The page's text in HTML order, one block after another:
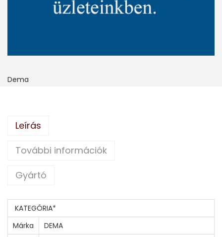
Dema
Leírás
További információk
Gyártó
KATEGÓRIA*
Márka
DEMA